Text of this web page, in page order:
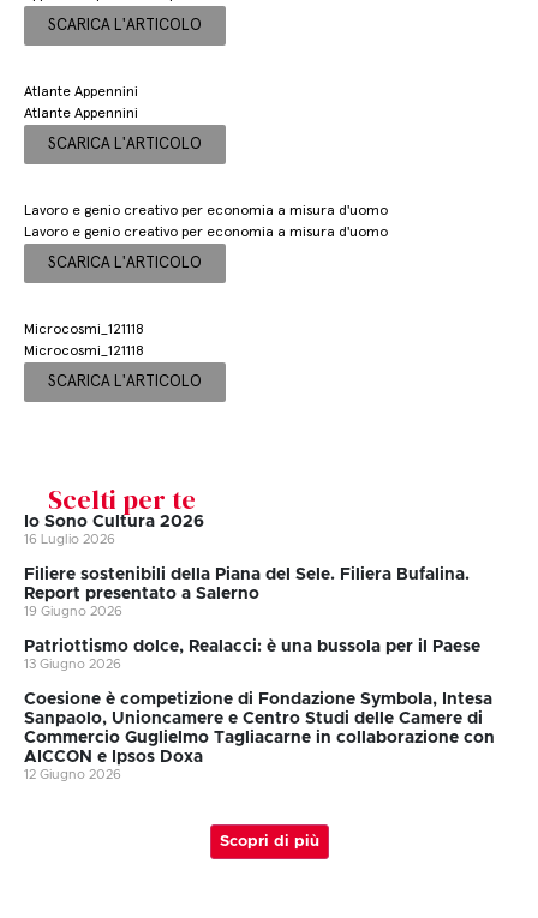
SCARICA L'ARTICOLO
Atlante Appennini
Atlante Appennini
SCARICA L'ARTICOLO
Lavoro e genio creativo per economia a misura d'uomo
Lavoro e genio creativo per economia a misura d'uomo
SCARICA L'ARTICOLO
Microcosmi_121118
Microcosmi_121118
SCARICA L'ARTICOLO
Scelti per te
Io Sono Cultura 2026
16 Luglio 2026
Filiere sostenibili della Piana del Sele. Filiera Bufalina.
Report presentato a Salerno
19 Giugno 2026
Patriottismo dolce, Realacci: è una bussola per il Paese
13 Giugno 2026
Coesione è competizione di Fondazione Symbola, Intesa
Sanpaolo, Unioncamere e Centro Studi delle Camere di
Commercio Guglielmo Tagliacarne in collaborazione con
AICCON e Ipsos Doxa
12 Giugno 2026
Scopri di più